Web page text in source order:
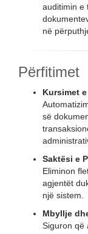
auditimin e
në
Përfitimet
Kursimet
së
Saktësi e
Eliminon
agjentët
një sistem.
Mbyllje
Siguron që